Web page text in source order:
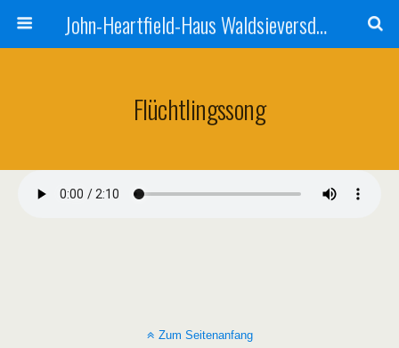
John-Heartfield-Haus Waldsieversdorf
Flüchtlingssong
Zum Seitenanfang